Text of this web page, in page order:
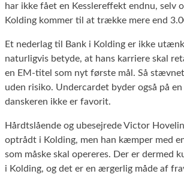
har ikke fået en Kesslereffekt endnu, selv
Kolding kommer til at trække mere end
Et nederlag til Bank i Kolding er ikke
naturligvis betyde, at hans karriere skal
en EM-titel som nyt første mål. Så
uden risiko. Undercardet byder også på
danskeren ikke er favorit.
Hårdtslående og ubesejrede Victor
optrådt i Kolding, men han kæmper med
som måske skal opereres. Der er dermed
i Kolding, og det er en ærgerlig måde af